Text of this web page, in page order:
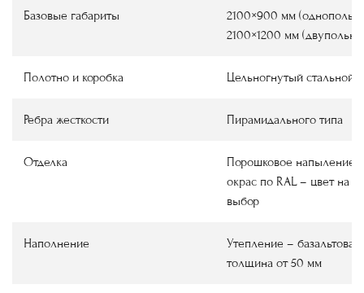
Базовые габариты
2100×900 мм
2100×1200 мм
Полотно и коробка Цельногнутый стальной
Ребра жесткости Пирамидального типа
Отделка Порошковое напыление
окрас по RAL– цвет на
выбор
Наполнение Утепление – базальтовая
толщина от 50 мм